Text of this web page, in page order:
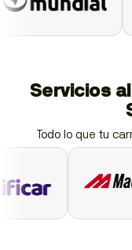
Servicios
Todo lo que tu